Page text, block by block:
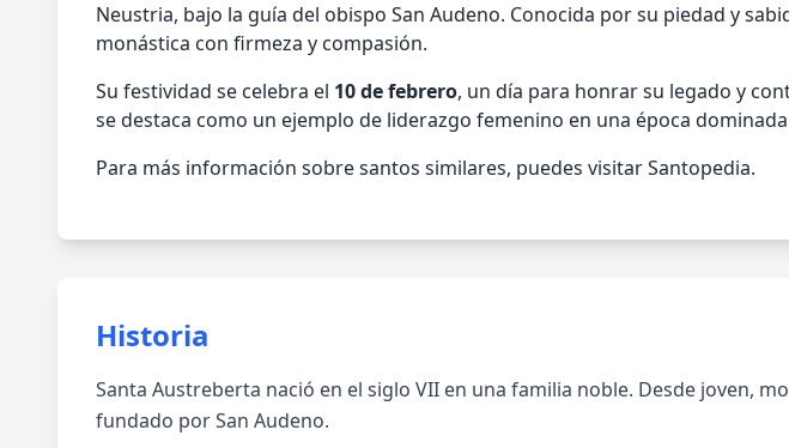
Neustria, bajo la guía del obispo San Audeno. Conocida por su piedad y
monástica con firmeza y compasión.
Su festividad se celebra el 10 de febrero, un día para honrar su legado y
se destaca como un ejemplo de liderazgo femenino en una época
Para más información sobre santos similares, puedes visitar Santopedia.
Historia
Santa Austreberta nació en el siglo VII en una familia noble. Desde joven,
fundado por San Audeno.